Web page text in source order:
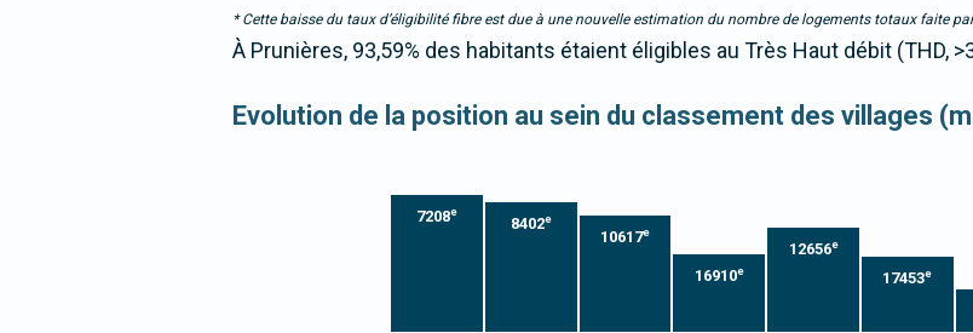
* Cette baisse du taux d’éligibilité fibre est due à une nouvelle estimation du nombre de logements totaux faite par
À Prunières, 93,59% des habitants étaient éligibles au Très Haut débit (THD,
Evolution de la position au sein du classement des villages
7208e
8402e
10617e
16910e
12656e
17453e